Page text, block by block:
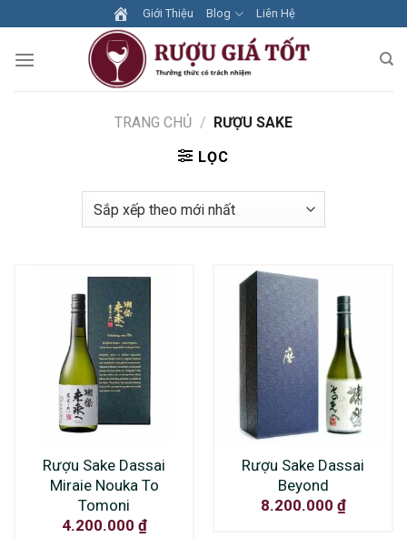
to
content
Giới Thiệu Blog Liên Hệ
TRANG CHỦ / RƯỢU SAKE
LỌC
Rượu Sake Dassai
Miraie Nouka To
Tomoni
4.200.000 ₫
Rượu Sake Dassai
Beyond
8.200.000 ₫